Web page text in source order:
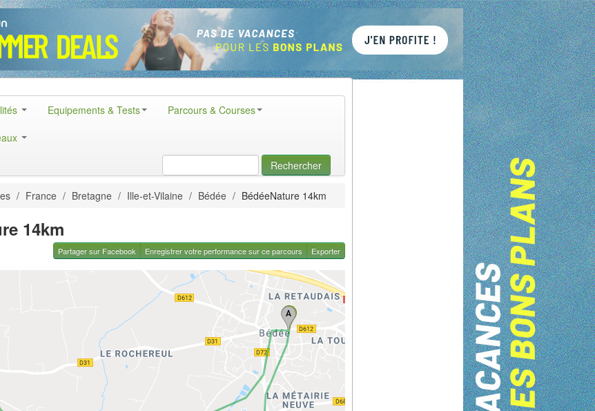
Equipements & Tests
Parcours & Courses
Rechercher
/ France / Bretagne / Ille-et-Vilaine / Bédée / BédéeNature 14km
14km
Partager sur Facebook Enregistrer votre performance sur ce parcours Exporter